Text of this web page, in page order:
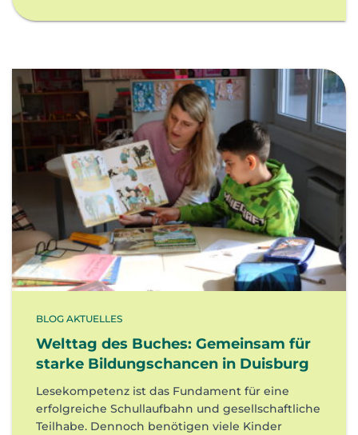
BLOG AKTUELLES
Welttag des Buches: Gemeinsam für
starke Bildungschancen in Duisburg
Lesekompetenz ist das Fundament für eine
erfolgreiche Schullaufbahn und gesellschaftliche
Teilhabe. Dennoch benötigen viele Kinder